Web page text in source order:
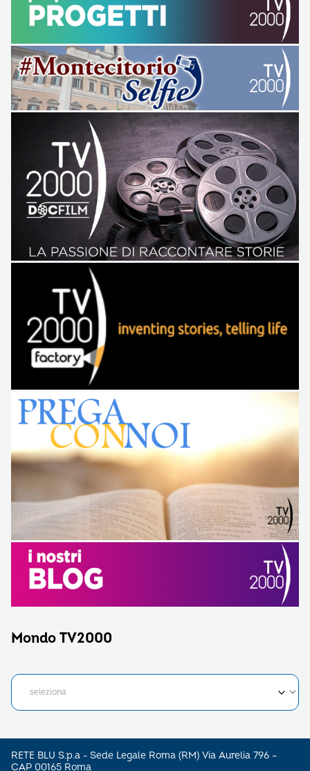
Mondo TV2000
RETE BLU S.p.a - Sede Legale Roma (RM) Via Aurelia 796 –
CAP 00165 Roma